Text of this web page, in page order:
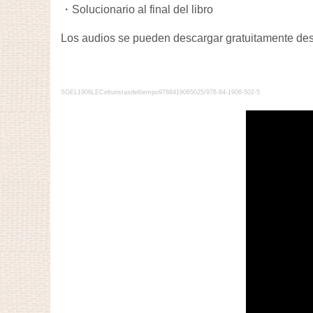
・Solucionario al final del libro
Los audios se pueden descargar gratuitamente
SGEL1906LECelturistasdeltiempo9788419065025/978-84-1906-502-5